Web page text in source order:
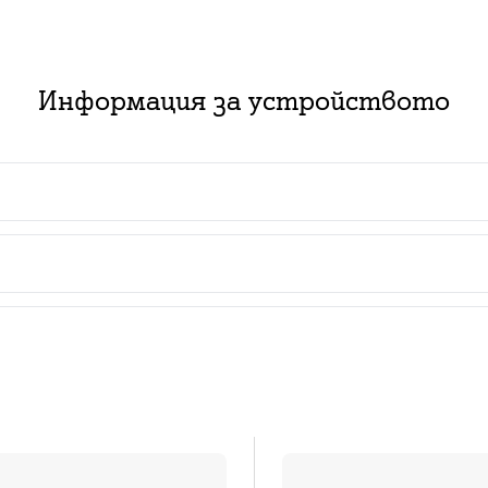
Информация за устройството
с абонаментен план за услуга:
на нов абонамент за съответния тарифен план
за нови и за настоящи абонати с изтекъл или